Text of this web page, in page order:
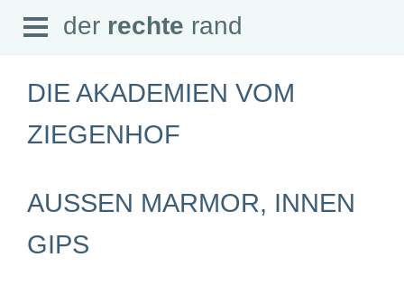
der rechte rand
Home
Suche
Magazin
Open
Menu
der rechte rand
DIE AKADEMIEN VOM
ZIEGENHOF
AUSSEN MARMOR, INNEN G
IPS